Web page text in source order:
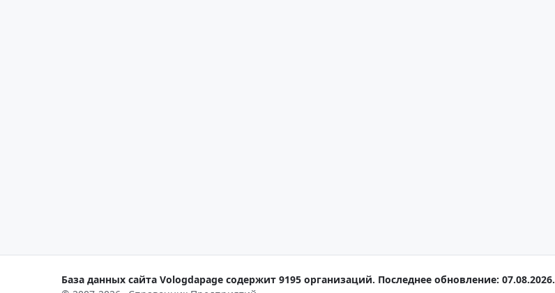
База данных сайта Vologdapage содержит 9195 организаций. Последнее обновление: 07.08.2026.